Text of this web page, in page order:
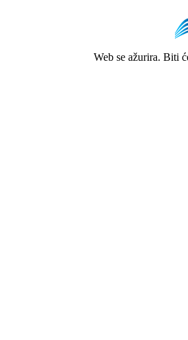
Web se ažurira. Biti